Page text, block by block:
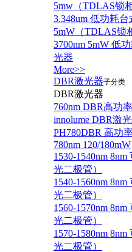
5mw（TDLAS锁
3.348um 低功耗
5mW（TDLAS锁
3700nm 5mW 低
光器
More>>
DBR激光器子分类
DBR激光器
760nm DBR高功
innolume DBR激
PH780DBR 高功
780nm 120/180mW
1530-1540nm
光二极管）
1540-1560nm
光二极管）
1560-1570nm
光二极管）
1570-1580nm
光二极管）